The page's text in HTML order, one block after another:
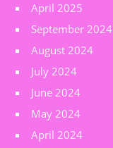
April 2025
September 2024
August 2024
July 2024
June 2024
May 2024
April 2024